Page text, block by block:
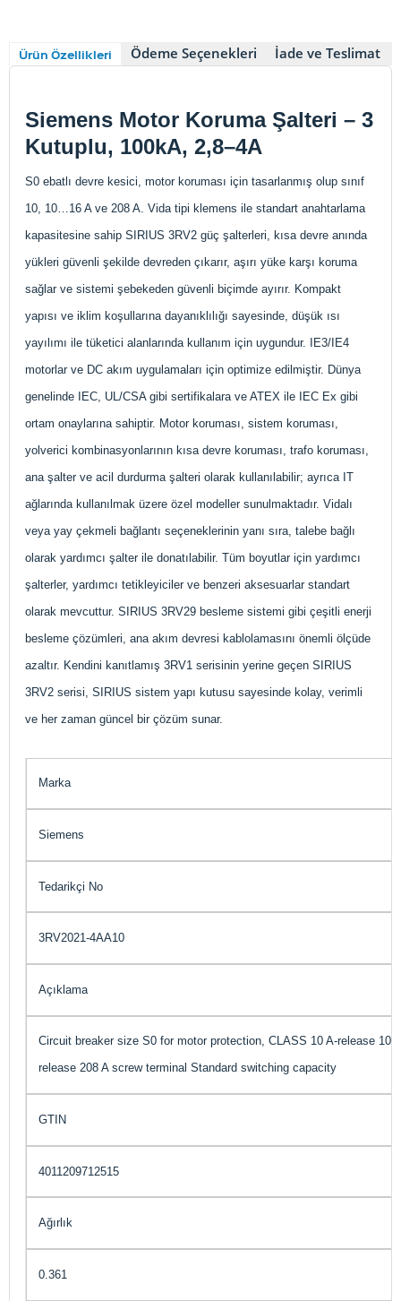
Ürün Özellikleri Ödeme Seçenekleri İade ve Teslimat
Siemens Motor Koruma Şalteri – 3
Kutuplu, 100kA, 2,8–4A
S0 ebatlı devre kesici, motor koruması için tasarlanmış olup sınıf
10, 10…16 A ve 208 A. Vida tipi klemens ile standart anahtarlama
kapasitesine sahip SIRIUS 3RV2 güç şalterleri, kısa devre anında
yükleri güvenli şekilde devreden çıkarır, aşırı yüke karşı koruma
sağlar ve sistemi şebekeden güvenli biçimde ayırır. Kompakt
yapısı ve iklim koşullarına dayanıklılığı sayesinde, düşük ısı
yayılımı ile tüketici alanlarında kullanım için uygundur. IE3/IE4
motorlar ve DC akım uygulamaları için optimize edilmiştir. Dünya
genelinde IEC, UL/CSA gibi sertifikalara ve ATEX ile IEC Ex gibi
ortam onaylarına sahiptir. Motor koruması, sistem koruması,
yolverici kombinasyonlarının kısa devre koruması, trafo koruması,
ana şalter ve acil durdurma şalteri olarak kullanılabilir; ayrıca IT
ağlarında kullanılmak üzere özel modeller sunulmaktadır. Vidalı
veya yay çekmeli bağlantı seçeneklerinin yanı sıra, talebe bağlı
olarak yardımcı şalter ile donatılabilir. Tüm boyutlar için yardımcı
şalterler, yardımcı tetikleyiciler ve benzeri aksesuarlar standart
olarak mevcuttur. SIRIUS 3RV29 besleme sistemi gibi çeşitli enerji
besleme çözümleri, ana akım devresi kablolamasını önemli ölçüde
azaltır. Kendini kanıtlamış 3RV1 serisinin yerine geçen SIRIUS
3RV2 serisi, SIRIUS sistem yapı kutusu sayesinde kolay, verimli
ve her zaman güncel bir çözüm sunar.
Marka
Siemens
Tedarikçi No
3RV2021-4AA10
Açıklama
Circuit breaker size S0 for motor protection, CLASS 10 A-release
release 208 A screw terminal Standard switching capacity
GTIN
4011209712515
Ağırlık
0.361